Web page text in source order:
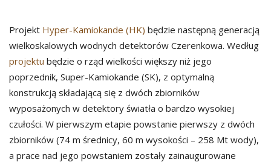
Projekt Hyper-Kamiokande (HK) będzie następną generacją
wielkoskalowych wodnych detektorów Czerenkowa. Według
projektu będzie o rząd wielkości większy niż jego
poprzednik, Super-Kamiokande (SK), z optymalną
konstrukcją składającą się z dwóch zbiorników
wyposażonych w detektory światła o bardzo wysokiej
czułości. W pierwszym etapie powstanie pierwszy z dwóch
zbiorników (74 m średnicy, 60 m wysokości – 258 Mt wody),
a prace nad jego powstaniem zostały zainaugurowane